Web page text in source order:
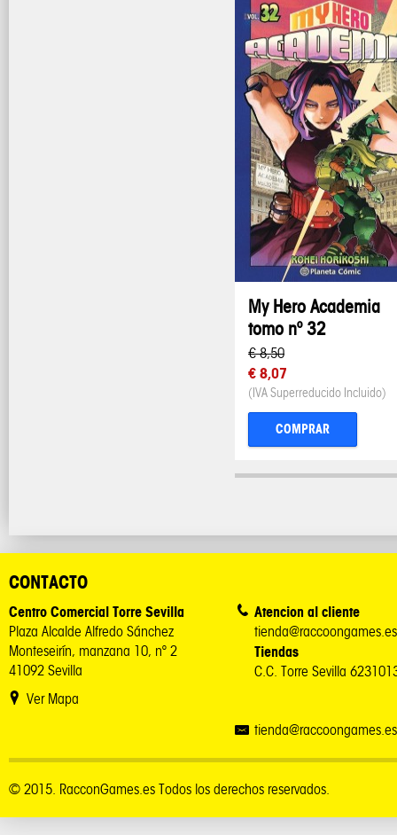
My Hero Academia
tomo nº 32
€ 8,50
€ 8,07
(IVA Superreducido Incluido)
COMPRAR
CONTACTO
Centro Comercial Torre Sevilla
Plaza Alcalde Alfredo Sánchez
Monteseirín, manzana 10, nº 2
41092 Sevilla
Ver Mapa
Atencion al cliente
tienda@raccoongames.es
Tiendas
C.C. Torre Sevilla
tienda@raccoongames.es
© 2015. RacconGames.es Todos los derechos reservados.